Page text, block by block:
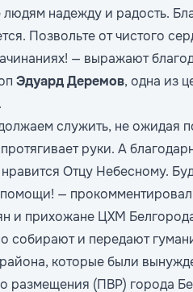
надежду и радость.
Позвольте от чистого
— выражают
Эдуард Деремов, одна из
служить, не ожидая
руки. А
Отцу Небесному.
помощи! —
и прихожане ЦХМ
собирают и передают
которые были
размещения (ПВР) города